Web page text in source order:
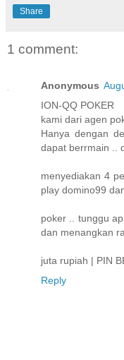
Share
1 comment:
Anonymous
ION-QQ POKER
kami dari agen
Hanya dengan
dapat berrmain ..
menyediakan 4
play domino99
poker .. tunggu
dan menangkan
juta rupiah | PIN
Reply